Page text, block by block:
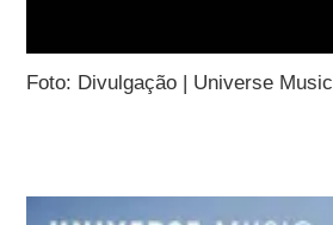
Foto: Divulgação | Universe Music